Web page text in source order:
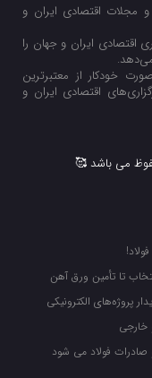
مجلات اقتصادی ایران و
اقتصادی ایران و جهان را
خودکار از معتبرترین
اقتصادی ایران و
می باشد 🥰
تا تأمین ورق آهن
پروژه‌های الکترونیکی
فولاد می شود